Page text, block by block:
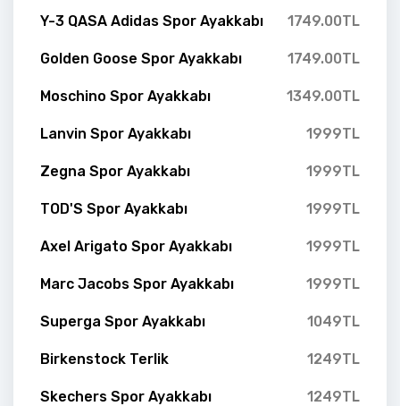
Y-3 QASA Adidas Spor Ayakkabı 1749.00TL
Golden Goose Spor Ayakkabı 1749.00TL
Moschino Spor Ayakkabı 1349.00TL
Lanvin Spor Ayakkabı 1999TL
Zegna Spor Ayakkabı 1999TL
TOD'S Spor Ayakkabı 1999TL
Axel Arigato Spor Ayakkabı 1999TL
Marc Jacobs Spor Ayakkabı 1999TL
Superga Spor Ayakkabı 1049TL
Birkenstock Terlik 1249TL
Skechers Spor Ayakkabı 1249TL